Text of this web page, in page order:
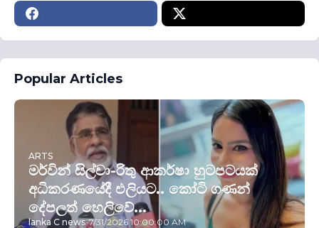
Popular Articles
ARTS
මර්වින් සිල්වා-රිතු ආකර්ෂා හුටපටයක්
අධිකරණයේදී එලියට.. කෝටි ගණන්
දේපලත් හෙලිවේ...
lanka C news-7/31/2026 10:00:00 AM